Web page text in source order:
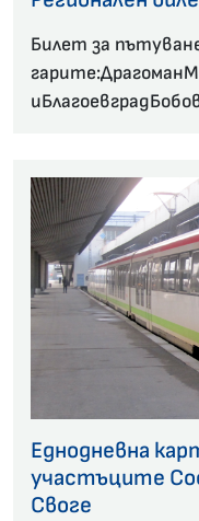
Билет за
Еднодневна
участъците
Своге